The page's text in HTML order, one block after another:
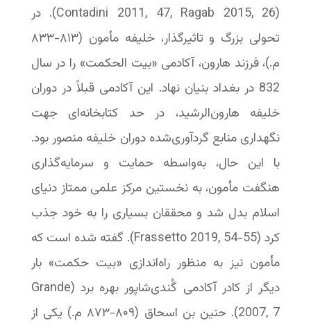
(Contadini 2011, 47, Ragab 2015, 26). در
تحولی بزرگ و تاثیرگذار، خلیفه مأمون (۸۱۳-‏۸۳۳
م.)، فرزند هارون، آکادمی «بیت الحکمت» را در سال
832 در بغداد بنیان نهاد. این آکادمی قبلاً در دوران
خلیفه هارون‌الرشید، در حد کتابخانه‌ای جهت
نگهداری منابع گردآوری‌شده دوران خلیفه منصور بود.
با این حال، به‌واسطه حمایت و سرمایه‌گذاری
هنگفت مأمون، به نخستین مرکز علمی ممتاز دنیای
اسلام بدل شد و محققان بسیاری را به خود جذب
کرد (Frassetto 2019, 54-55). گفته شده است که
مأمون نیز به منظور راه‌اندازی «بیت حکمت» بار
دیگر از کادر آکادمی گُندی‌شاپور بهره برد (Grande
2007, 7). حنین بن اسحاق (۸۰۹-‏۸۷۳ م.) یکی از